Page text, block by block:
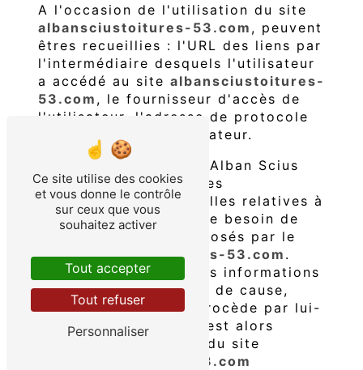
A l'occasion de l'utilisation du site
albansciustoitures-53.com , peuvent
êtres recueillies : l'URL des liens par
l'intermédiaire desquels l'utilisateur
a accédé au site albansciustoitures-
53.com , le fournisseur d'accès de
l'utilisateur, l'adresse de protocole
Internet (IP) de l'utilisateur.
En tout état de cause Alban Scius
Toitures ne collecte des
informations personnelles relatives à
l'utilisateur que pour le besoin de
certains services proposés par le
sitealbansciustoitures-53.com .
L'utilisateur fournit ces informations
en toute connaissance de cause,
notamment lorsqu'il procède par lui-
même à leur saisie. Il est alors
précisé à l'utilisateur du site
albansciustoitures-53.com
Ce site utilise des cookies
et vous donne le contrôle
sur ceux que vous
souhaitez activer
Tout accepter
Tout refuser
Personnaliser